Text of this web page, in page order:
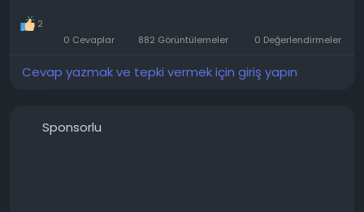
kurulumu sırasında pilin bitmesi nedeniyle çöktü. O
zamandan beri cihaz sürekli yeniden başlatma
döngüsünde takılı kaldı ve yanıt vermiyor. Güç
2
0 Cevaplar
882 Görüntülemeler 0 Değerlendirmeler
Cevap yazmak ve tepki vermek için giriş yapın
Sponsorlu